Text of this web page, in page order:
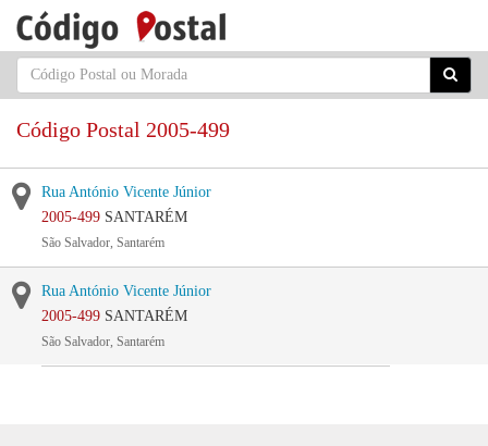
Código Postal 2005-499
Rua António Vicente Júnior
2005-499 SANTARÉM
São Salvador, Santarém
Rua António Vicente Júnior
2005-499 SANTARÉM
São Salvador, Santarém